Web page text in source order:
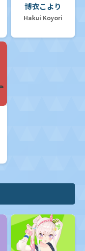
博衣こより
Hakui Koyori